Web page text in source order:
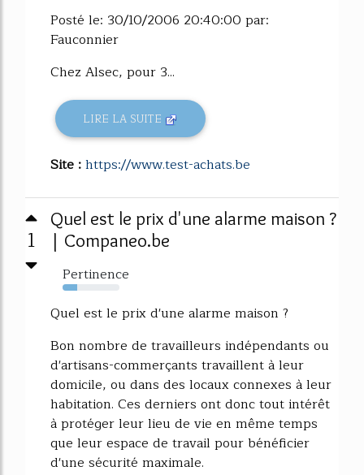
Posté le: 30/10/2006 20:40:00 par:
Fauconnier
Chez Alsec, pour 3...
LIRE LA SUITE
Site :https://www.test-achats.be
1
Quel est le prix d'une alarme maison ?
| Companeo.be
Pertinence
25%
Quel est le prix d'une alarme maison ?
Bon nombre de travailleurs indépendants ou
d'artisans-commerçants travaillent à leur
domicile, ou dans des locaux connexes à leur
habitation. Ces derniers ont donc tout intérêt
à protéger leur lieu de vie en même temps
que leur espace de travail pour bénéficier
d'une sécurité maximale.